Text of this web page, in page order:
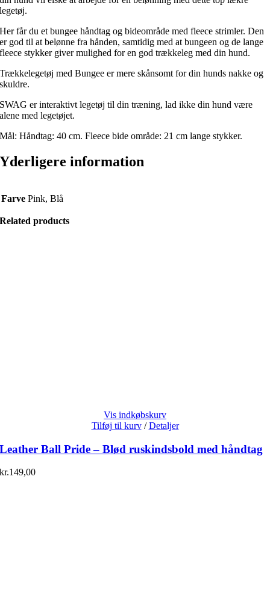
legetøj.
Her får du et bungee håndtag og bideområde med fleece strimler. Den
er god til at belønne fra hånden, samtidig med at bungeen og de lange
fleece stykker giver mulighed for en god trækkeleg med din hund.
Trækkelegetøj med Bungee er mere skånsomt for din hunds nakke og
skuldre.
SWAG er interaktivt legetøj til din træning, lad ikke din hund være
alene med legetøjet.
Mål: Håndtag: 40 cm. Fleece bide område: 21 cm lange stykker.
Yderligere information
Farve Pink, Blå
Related products
Vis indkøbskurv
Tilføj til kurv / Detaljer
Leather Ball Pride – Blød ruskindsbold med håndtag
kr.149,00